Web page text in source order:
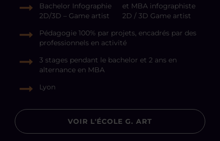
Bachelor Infographie
2D/3D – Game artist
et MBA infographiste
2D / 3D Game artist
Pédagogie 100% par projets, encadrés par des
professionnels en activité
3 stages pendant le bachelor et 2 ans en
alternance en MBA
Lyon
VOIR L'ÉCOLE G. ART